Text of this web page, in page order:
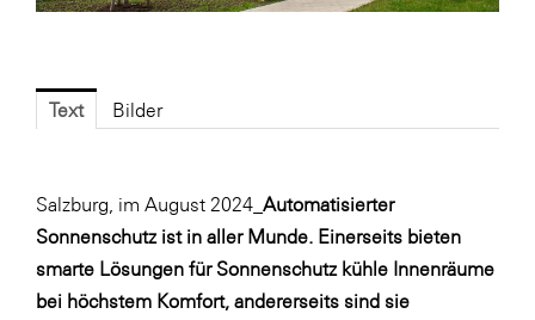
Fressnapf
FV Energierohstoff & Kraftstoff
GBV - Verband gemeinnütziger
Bauvereinigungen
Getzner Werkstoffe
Text Bilder
Salzburg, im August 2024_ Automatisierter
Sonnenschutz ist in aller Munde. Einerseits bieten
smarte Lösungen für Sonnenschutz kühle Innenräume
bei höchstem Komfort, andererseits sind sie